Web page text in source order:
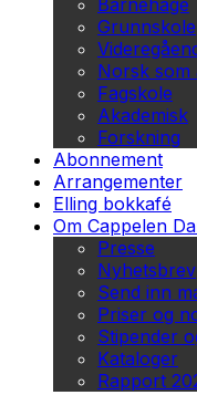
Barnehage
Grunnskole
Norsk som
Fagskole
Akademisk
Forskning
Abonnement
Arrangementer
Elling bokkafé
Om Cappelen
Presse
Nyhetsbrev
Send inn
Priser og
Stipender
Kataloger
Rapport